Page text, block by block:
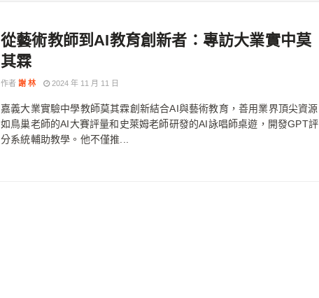
從藝術教師到AI教育創新者：專訪大業實中莫
其霖
作者 謝 林 2024 年 11 月 11 日
嘉義大業實驗中學教師莫其霖創新結合AI與藝術教育，善用業界頂尖資源
如鳥巢老師的AI大賽評量和史萊姆老師研發的AI詠唱師桌遊，開發GPT評
分系統輔助教學。他不僅推...